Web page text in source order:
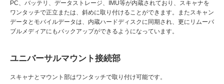
PC、バッテリ、データストレージ、IMU等が内蔵されており、スキャナを
ワンタッチで正立または、斜めに取り付けることができます。またスキャン
データとモバイルデータは、内蔵ハードディスクに同期され、更にリムーバ
ブルメディアにもバックアップができるようになっています。
ユニバーサルマウント接続部
スキャナとマウント部はワンタッチで取り付け可能です。